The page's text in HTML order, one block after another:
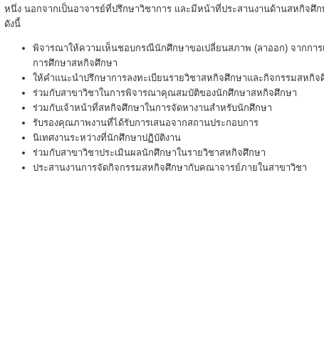
หนึ่ง นอกจากเป็นอาจารย์ที่ปรึกษาวิชาการ และมีหน้าที่ประสานงานด้านสหกิจศึ
ดังนี้
พิจารณาให้ความเห็นชอบกรณีนักศึกษาขอเปลี่ยนสภาพ (ลาออก) จากกา
การศึกษาสหกิจศึกษา
ให้คำแนะนำปรึกษาการลงทะเบียนรายวิชาสหกิจศึกษาและกิจกรรมสหกิ
ร่วมกับสาขาวิชาในการพิจารณาคุณสมบัติของนักศึกษาสหกิจศึกษา
ร่วมกับเจ้าหน้าที่สหกิจศึกษาในการจัดหางานสำหรับนักศึกษา
รับรองคุณภาพงานที่ได้รับการเสนอจากสถานประกอบการ
นิเทศงานระหว่างที่นักศึกษาปฏิบัติงาน
ร่วมกับสาขาวิชาประเมินผลนักศึกษาในรายวิชาสหกิจศึกษา
ประสานงานการจัดกิจกรรมสหกิจศึกษากับคณาจารย์ภายในสาขาวิชา